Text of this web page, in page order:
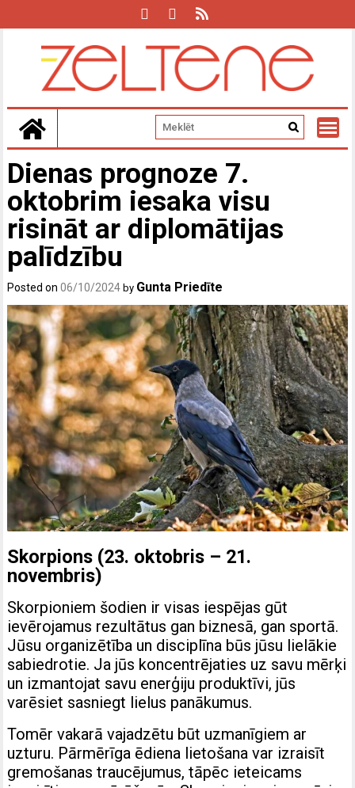
Dienas prognoze 7.
oktobrim iesaka visu
risināt ar diplomātijas
palīdzību
Posted on06/10/2024 by Gunta Priedīte
Skorpions (23. oktobris – 21.
novembris)
Skorpioniem šodien ir visas iespējas gūt
ievērojamus rezultātus gan biznesā, gan sportā.
Jūsu organizētība un disciplīna būs jūsu lielākie
sabiedrotie. Ja jūs koncentrējaties uz savu mērķi
un izmantojat savu enerģiju produktīvi, jūs
varēsiet sasniegt lielus panākumus.
Tomēr vakarā vajadzētu būt uzmanīgiem ar
uzturu. Pārmērīga ēdiena lietošana var izraisīt
gremošanas traucējumus, tāpēc ieteicams